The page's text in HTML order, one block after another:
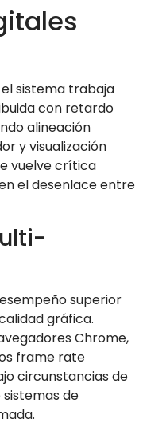
sistema trabaja
con retardo
alineación
y visualización
vuelve crítica
el desenlace entre
superior
gráfica.
Chrome,
frame rate
circunstancias de
de